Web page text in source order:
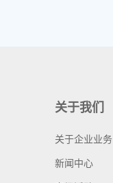
关于我们
关于企业业务
新闻中心